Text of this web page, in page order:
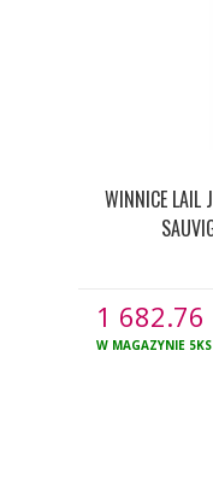
WINNICE LAIL
1 682.76
W MAGAZYNIE 5KS